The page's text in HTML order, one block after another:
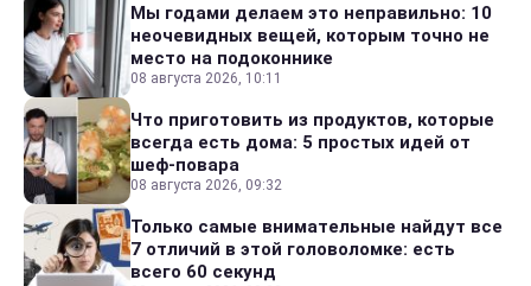
Мы годами делаем это неправильно: 10
неочевидных вещей, которым точно не
место на подоконнике
08 августа 2026, 10:11
Что приготовить из продуктов, которые
всегда есть дома: 5 простых идей от
шеф-повара
08 августа 2026, 09:32
Только самые внимательные найдут все
7 отличий в этой головоломке: есть
всего 60 секунд